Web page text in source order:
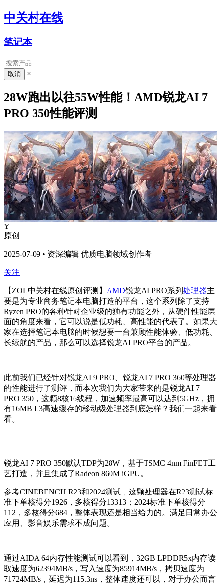
中关村在线
笔记本
×
28W跑出以往55W性能！AMD锐龙AI 7
PRO 350性能评测
Y
原创
2025-07-09 • 资深编辑 优质电脑领域创作者
关注
【ZOL中关村在线原创评测】 AMD锐龙AI PRO系列 处理器主
要是为专业商务笔记本电脑打造的平台，这个系列除了支持
Ryzen PRO的各种针对企业级的独有功能之外，从硬件性能层
面的角度来看，它可以说是低功耗、高性能的代表了。如果大
家在选择笔记本电脑的时候想要一台兼顾性能体验、低功耗、
长续航的产品，那么可以选择锐龙AI PRO平台的产品。
此前我们已经针对锐龙AI 9 PRO、锐龙AI 7 PRO 360等处理器
的性能进行了测评，而本次我们为大家带来的是锐龙AI 7
PRO 350，这颗8核16线程，加速频率最高可以达到5GHz，拥
有16MB L3高速缓存的移动级处理器到底怎样？我们一起来看
看。
锐龙AI 7 PRO 350默认TDP为28W，基于TSMC 4nm FinFET工
艺打造，并且集成了Radeon 860M iGPU。
参考CINEBENCH R23和2024测试，这颗处理器在R23测试标
准下单核得分1926，多核得分13313；2024标准下单核得分
112，多核得分684，整体表现还是相当给力的。满足日常办公
应用、影音娱乐需求不成问题。
通过AIDA 64内存性能测试可以看到，32GB LPDDR5x内存读
取速度为62394MB/s，写入速度为85914MB/s，拷贝速度为
71724MB/s，延迟为115.3ns，整体速度还可以，对于办公而言